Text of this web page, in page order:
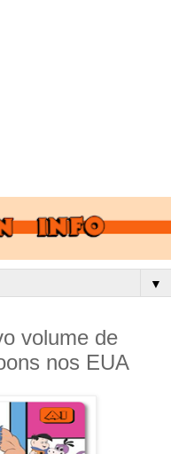
▼
volume de
nos EUA